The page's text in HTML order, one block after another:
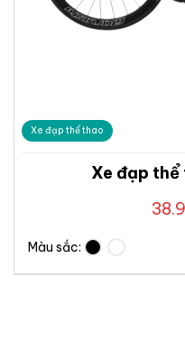
Xe đạp thể thao
Xe đạp thể
Màu sắc: